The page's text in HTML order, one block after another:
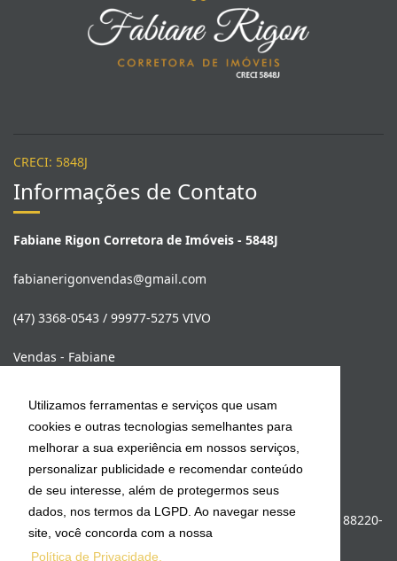
Utilizamos ferramentas e serviços que usam
cookies e outras tecnologias semelhantes para
melhorar a sua experiência em nossos serviços,
personalizar publicidade e recomendar conteúdo
de seu interesse, além de protegermos seus
dados, nos termos da LGPD. Ao navegar nesse
site, você concorda com a nossa
Política de Privacidade.
CRECI: 5848J
Informações de Contato
Fabiane Rigon Corretora de Imóveis - 5848J
fabianerigonvendas@gmail.com
(47) 3368-0543 / 99977-5275 VIVO
Vendas - Fabiane
Locação Anual - Franco Farias
(47) 99978-9653
fabianerigonimoveis@gmail.com
Rua 222, 306- Sala 02 - Meia Praia - Itapema - SC - CEP: 88220-
000